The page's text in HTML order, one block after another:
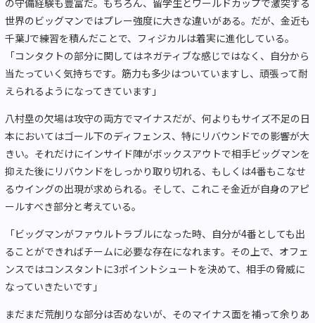
世界のビッグマンではプレー強度に大きな違いがある。だが、金近も
千葉Jで練習を積んだことで、フィジカルは着実に進化している。
「コンタクトの部分に関してはネガティブな感じではなく、自分から
当たっていく気持ちです。筋力も多少はついていますし、頑張って耐
えられるようになってきています」
八村塁の欠場は攻守の両方でマイナスだが、何よりもサイズ不足の日
本においてはゴール下のディフェンス、特にリバウンドでの影響が大
きい。それだけにインサイド陣がボックスアウトで相手ビッグマンを
抑えた後にリバウンドをしっかり取り切れる、もしくは4番もこなせ
るウイングの出現が求められる。そして、これこそ金近が自身のアピ
ールすべき部分と考えている。
「ビッグマンがファウルトラブルになった時、自分が4番としても出
ることができればチームに必要な存在になれます。その上で、オフェ
ンスではコンスタントに3ポイントシュートを決めて、相手の脅威に
なっていきたいです」
まだまだ荒削りな部分は否めないが、そのマイナス面を補って余りあ